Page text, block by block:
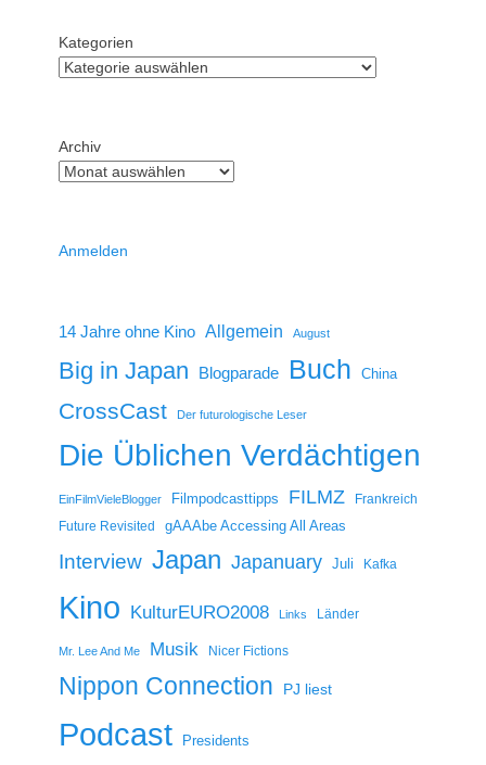
Kategorien
Archiv
Anmelden
14 Jahre ohne Kino Allgemein August
Big in Japan Blogparade Buch China
CrossCast Der futurologische Leser
Die Üblichen Verdächtigen
EinFilmVieleBlogger Filmpodcasttipps FILMZ
Frankreich
Future Revisited
gAAAbe Accessing All Areas
Interview Japan Japanuary Juli Kafka
Kino KulturEURO2008 Links Länder
Mr. Lee And Me Musik Nicer Fictions
Nippon Connection PJ liest
Podcast Presidents